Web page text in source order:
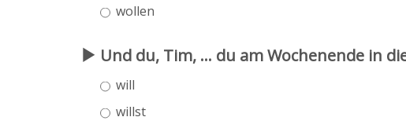
wollen
Und du, Tim, ... du am Wochenende in
will
willst